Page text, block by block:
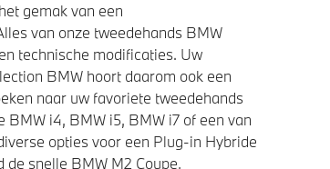
gemak van een
van onze tweedehands BMW
technische modificaties. Uw
BMW hoort daarom ook een
naar uw favoriete tweedehands
i4, BMW i5, BMW i7 of een van
opties voor een Plug-in Hybride
snelle BMW M2 Coupe,